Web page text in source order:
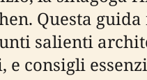
Questa
salienti
consigli